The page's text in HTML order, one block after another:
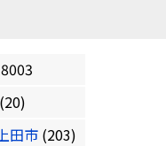
(20)
田市 (203)